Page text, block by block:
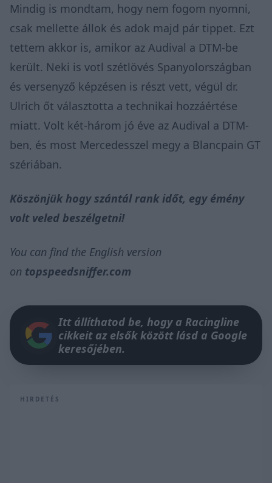
Mindig is mondtam, hogy nem fogom nyomni,
csak mellette állok és adok majd pár tippet. Ezt
tettem akkor is, amikor az Audival a DTM-be
került. Neki is votl szétlövés Spanyolországban
és versenyző képzésen is részt vett, végül dr.
Ulrich őt választotta a technikai hozzáértése
miatt. Volt két-három jó éve az Audival a DTM-
ben, és most Mercedesszel megy a Blancpain GT
szériában.
Köszönjük hogy szántál rank időt, egy émény
volt veled beszélgetni!
You can find the English version
on topspeedsniffer.com
Itt állíthatod be, hogy a Racingline
cikkeit az elsők között lásd a Google
keresőjében.
HIRDETÉS